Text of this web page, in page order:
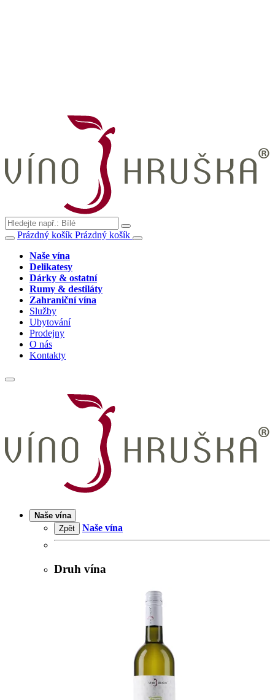
Prázdný košík Prázdný košík
Naše vína
Delikatesy
Dárky & ostatní
Rumy & destiláty
Zahraniční vína
Služby
Ubytování
Prodejny
O nás
Kontakty
Naše vína
Zpět
Naše vína
Druh vína